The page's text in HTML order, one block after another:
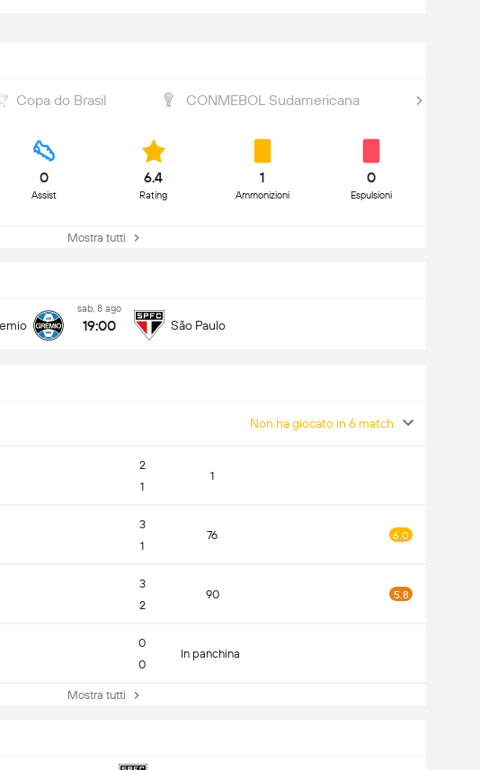
Copa do Brasil CONMEBOL Sudamericana
0
Assist
6.4
Rating
1
Ammonizioni
0
Espulsioni
Mostra tutti
sab, 8 ago
19:00 São Paulo
Non ha giocato in 6 match
2
1
1
3
1
76 6.0
3
2
90 5.8
0
0
In panchina
Mostra tutti